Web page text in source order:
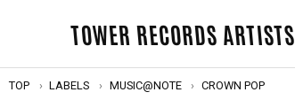
TOWER RECORDS ARTISTS
TOP LABELS MUSIC@NOTE CROWN POP